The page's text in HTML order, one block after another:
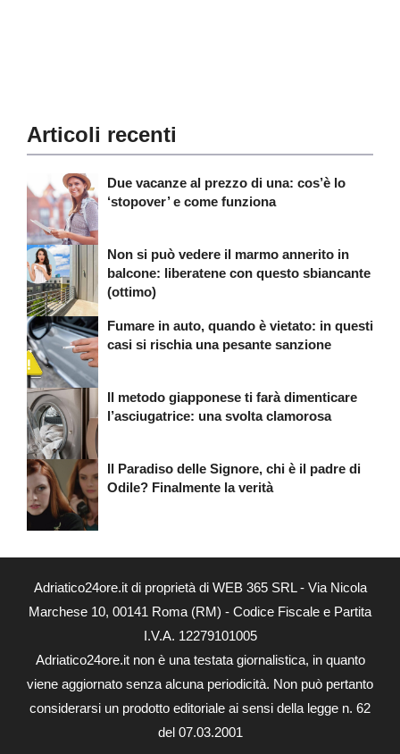
Articoli recenti
Due vacanze al prezzo di una: cos’è lo
‘stopover’ e come funziona
Non si può vedere il marmo annerito in
balcone: liberatene con questo sbiancante
(ottimo)
Fumare in auto, quando è vietato: in questi
casi si rischia una pesante sanzione
Il metodo giapponese ti farà dimenticare
l’asciugatrice: una svolta clamorosa
Il Paradiso delle Signore, chi è il padre di
Odile? Finalmente la verità
Adriatico24ore.it di proprietà di WEB 365 SRL - Via Nicola
Marchese 10, 00141 Roma (RM) - Codice Fiscale e Partita
I.V.A. 12279101005
Adriatico24ore.it non è una testata giornalistica, in quanto
viene aggiornato senza alcuna periodicità. Non può pertanto
considerarsi un prodotto editoriale ai sensi della legge n. 62
del 07.03.2001